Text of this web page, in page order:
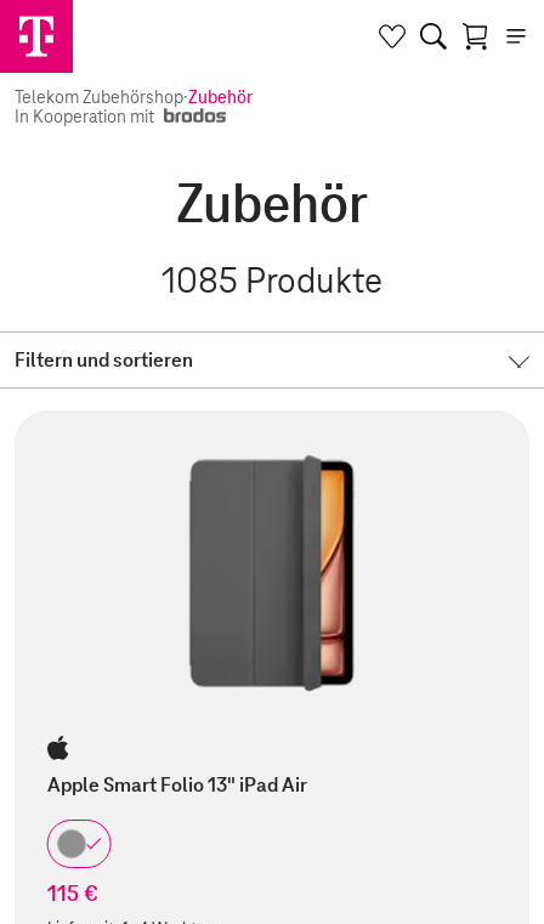
Telekom Zubehörshop·Zubehör
In Kooperation mit
Zubehör
1085 Produkte
Filtern und sortieren
Apple Smart Folio 13" iPad Air
115 €